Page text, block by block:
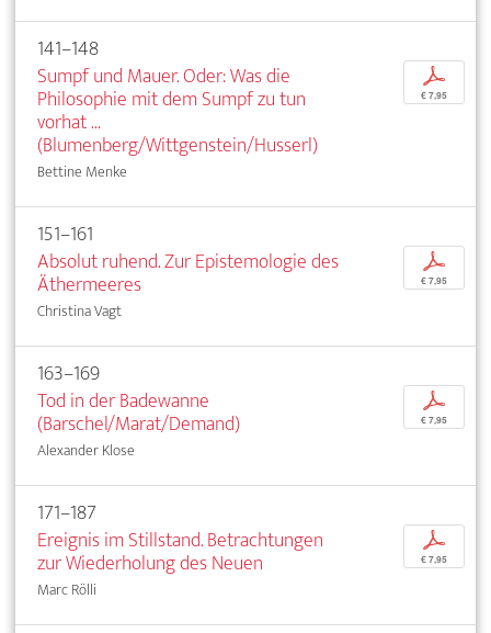
141–148
Sumpf und Mauer. Oder: Was die
Philosophie mit dem Sumpf zu tun
vorhat ...
(Blumenberg/Wittgenstein/Husserl)
Bettine Menke
p
€ 7,95
151–161
Absolut ruhend. Zur Epistemologie des
Äthermeeres
Christina Vagt
p
€ 7,95
163–169
Tod in der Badewanne
(Barschel/Marat/Demand)
Alexander Klose
p
€ 7,95
171–187
Ereignis im Stillstand. Betrachtungen
zur Wiederholung des Neuen
Marc Rölli
p
€ 7,95